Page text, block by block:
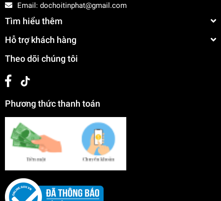
Email: dochoitinphat@gmail.com
Tìm hiểu thêm
Hỗ trợ khách hàng
Theo dõi chúng tôi
Phương thức thanh toán